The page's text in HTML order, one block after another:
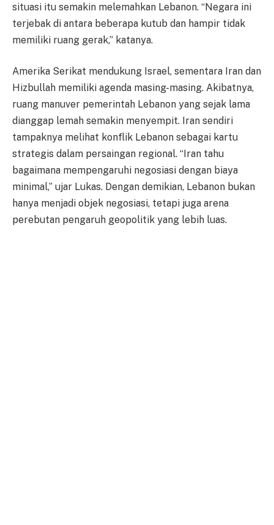
situasi itu semakin melemahkan Lebanon. “Negara ini
terjebak di antara beberapa kutub dan hampir tidak
memiliki ruang gerak,” katanya.
Amerika Serikat mendukung Israel, sementara Iran dan
Hizbullah memiliki agenda masing-masing. Akibatnya,
ruang manuver pemerintah Lebanon yang sejak lama
dianggap lemah semakin menyempit. Iran sendiri
tampaknya melihat konflik Lebanon sebagai kartu
strategis dalam persaingan regional. “Iran tahu
bagaimana mempengaruhi negosiasi dengan biaya
minimal,” ujar Lukas. Dengan demikian, Lebanon bukan
hanya menjadi objek negosiasi, tetapi juga arena
perebutan pengaruh geopolitik yang lebih luas.